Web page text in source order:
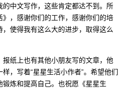
中文写作，这些肯定都达不到。所
》，感谢你们的工作，感谢你们的培
使得我有这么大的进步，取得这么
纸上也有其他小朋友写的文章，他
，写着“星星生活小作者”。希望他们
炼和提高自己。也祝愿《星星生